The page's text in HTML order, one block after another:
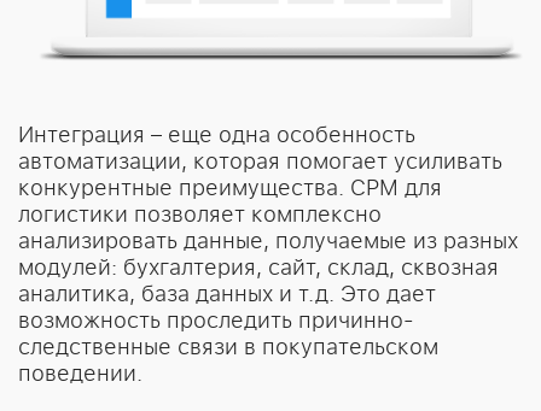
Интеграция – еще одна особенность
автоматизации, которая помогает усиливать
конкурентные преимущества. СРМ для
логистики позволяет комплексно
анализировать данные, получаемые из разных
модулей: бухгалтерия, сайт, склад, сквозная
аналитика, база данных и т.д. Это дает
возможность проследить причинно-
следственные связи в покупательском
поведении.